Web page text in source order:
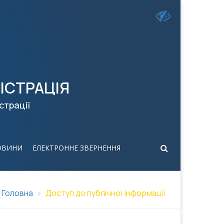
ЕЛЕКТРОННЕ ЗВЕРНЕННЯ
Головна Доступ до публічної інформації